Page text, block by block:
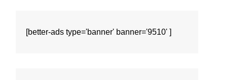
[better-ads type='banner' banner='9510' ]